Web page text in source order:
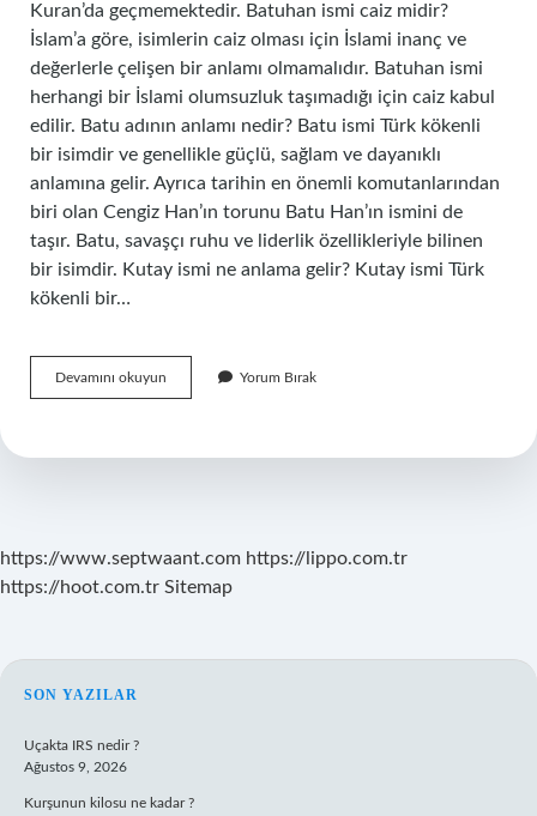
Kuran’da geçmemektedir. Batuhan ismi caiz midir?
İslam’a göre, isimlerin caiz olması için İslami inanç ve
değerlerle çelişen bir anlamı olmamalıdır. Batuhan ismi
herhangi bir İslami olumsuzluk taşımadığı için caiz kabul
edilir. Batu adının anlamı nedir? Batu ismi Türk kökenli
bir isimdir ve genellikle güçlü, sağlam ve dayanıklı
anlamına gelir. Ayrıca tarihin en önemli komutanlarından
biri olan Cengiz Han’ın torunu Batu Han’ın ismini de
taşır. Batu, savaşçı ruhu ve liderlik özellikleriyle bilinen
bir isimdir. Kutay ismi ne anlama gelir? Kutay ismi Türk
kökenli bir…
Devamını okuyun
Anlamı
Yorum Bırak
https://www.septwaant.com https://lippo.com.tr
https://hoot.com.tr Sitemap
SIDEBAR
SON YAZILAR
Uçakta IRS nedir ?
Ağustos 9, 2026
Kurşunun kilosu ne kadar ?